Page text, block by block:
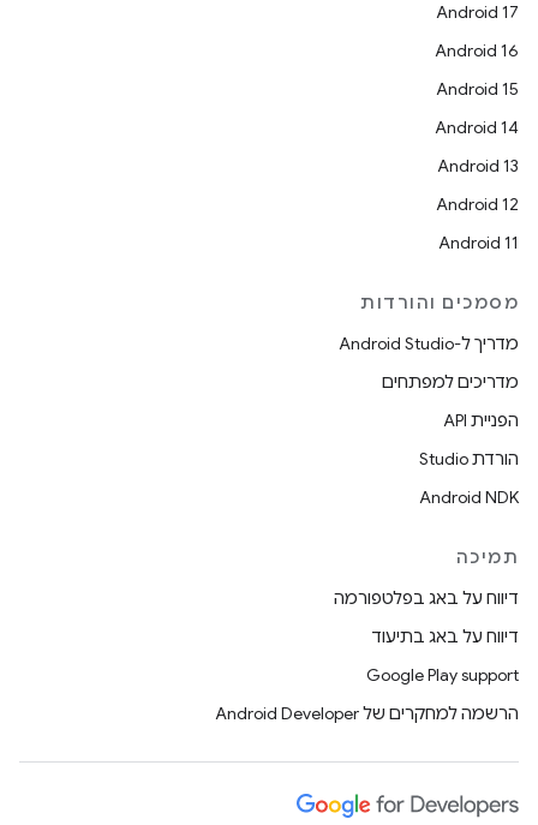
Android 17
Android 16
Android 15
Android 14
Android 13
Android 12
Android 11
מסמכים והורדות
מדריך ל-Android Studio
מדריכים למפתחים
הפניית API
הורדת Studio
Android NDK
תמיכה
דיווח על באג בפלטפורמה
דיווח על באג בתיעוד
Google Play support
הרשמה למחקרים של Android Developer